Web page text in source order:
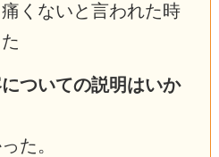
くないと言われた時
ついての説明はいか
た。